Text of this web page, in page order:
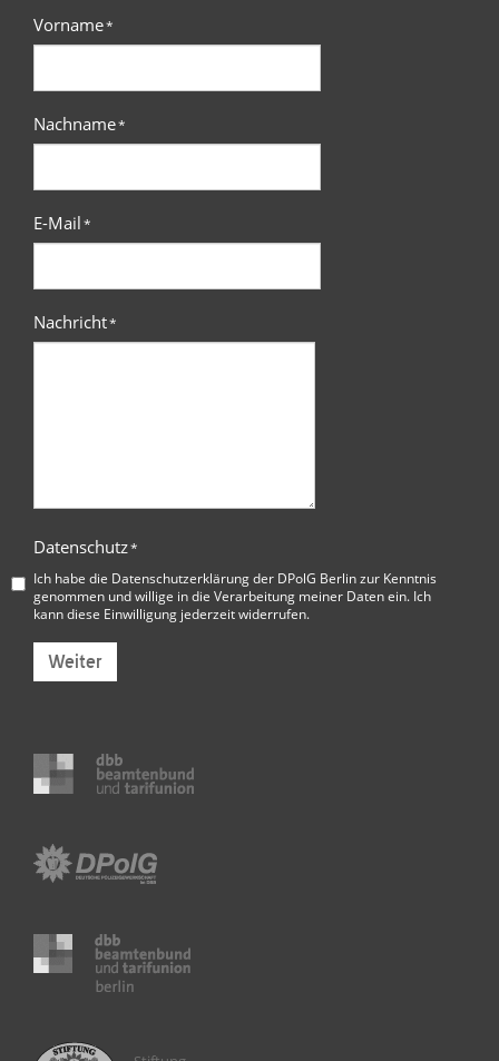
Vorname*
Nachname*
E-Mail*
Nachricht*
Datenschutz*
Ich habe die Datenschutzerklärung der DPolG Berlinzur Kenntnis
genommen und willige in die Verarbeitung meiner Daten ein. Ich
kann diese Einwilligung jederzeit widerrufen.
Weiter